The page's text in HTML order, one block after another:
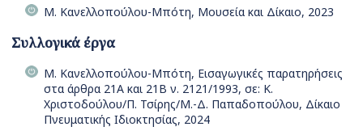
Μ. Κανελλοπούλου-Μπότη, Μουσεία και Δίκαιο, 2023
Συλλογικά έργα
Μ. Κανελλοπούλου-Μπότη, Εισαγωγικές παρατηρήσεις
στα άρθρα 21Α και 21Β ν. 2121/1993, σε: Κ.
Χριστοδούλου/Π. Τσίρης/Μ.-Δ. Παπαδοπούλου, Δίκαιο
Πνευματικής Ιδιοκτησίας, 2024